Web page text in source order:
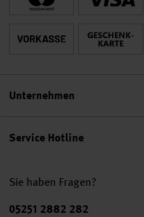
Service Hotline
Sie haben Fragen?
Telefonnummer
05251 2882 282
Unternehmen